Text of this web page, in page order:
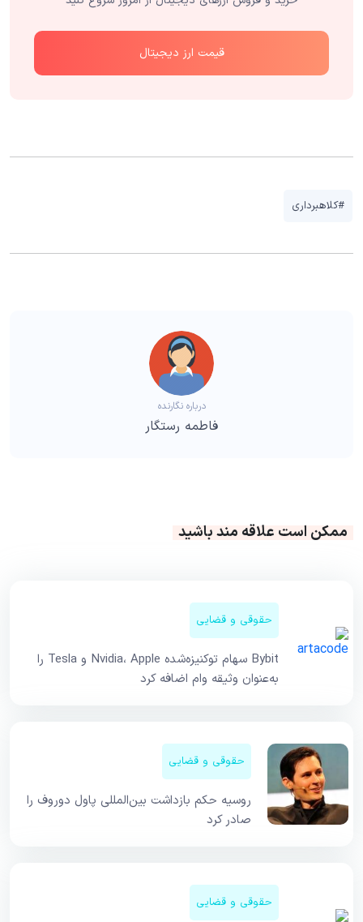
قیمت ارز دیجیتال
#کلاهبرداری
درباره نگارنده
فاطمه رستگار
ممکن است علاقه مند باشید
حقوقی و قضایی
Bybit سهام توکنیزه‌شده Nvidia، Apple و Tesla را
به‌عنوان وثیقه وام اضافه کرد
حقوقی و قضایی
روسیه حکم بازداشت بین‌المللی پاول دوروف را
صادر کرد
حقوقی و قضایی